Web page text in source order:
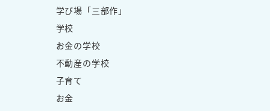
学び場「三部作」
学校
お金の学校
不動産の学校
子育て
お金